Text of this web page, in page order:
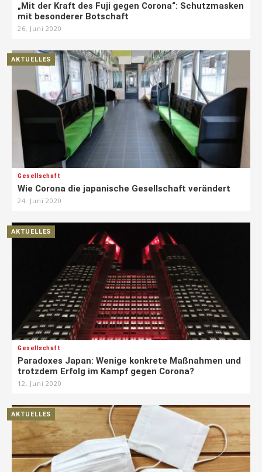
„Mit der Kraft des Fuji gegen Corona“: Schutzmasken
mit besonderer Botschaft
26. Juni 2020
AKTUELLES
Gesellschaft
Wie Corona die japanische Gesellschaft verändert
24. Juni 2020
AKTUELLES
Gesellschaft
Paradoxes Japan: Wenige konkrete Maßnahmen und
trotzdem Erfolg im Kampf gegen Corona?
12. Juni 2020
AKTUELLES